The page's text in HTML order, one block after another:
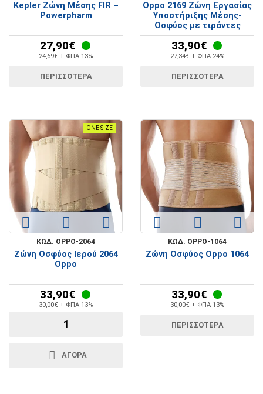
Kepler Ζώνη Μέσης FIR –
Powerpharm
27,90€
24,69€ + ΦΠΑ 13%
ΠΕΡΙΣΣΟΤΕΡΑ
Oppo 2169 Ζώνη Εργασίας
Υποστήριξης Μέσης-
Οσφύος με τιράντες
33,90€
27,34€ + ΦΠΑ 24%
ΠΕΡΙΣΣΟΤΕΡΑ
ONE SIZE
ΚΩΔ. OPPO-2064
Ζώνη Oσφύος Iερού 2064
Oppo
33,90€
30,00€ + ΦΠΑ 13%
ΑΓΟΡΑ
ΚΩΔ. OPPO-1064
Ζώνη Οσφύος Oppo 1064
33,90€
30,00€ + ΦΠΑ 13%
ΠΕΡΙΣΣΟΤΕΡΑ